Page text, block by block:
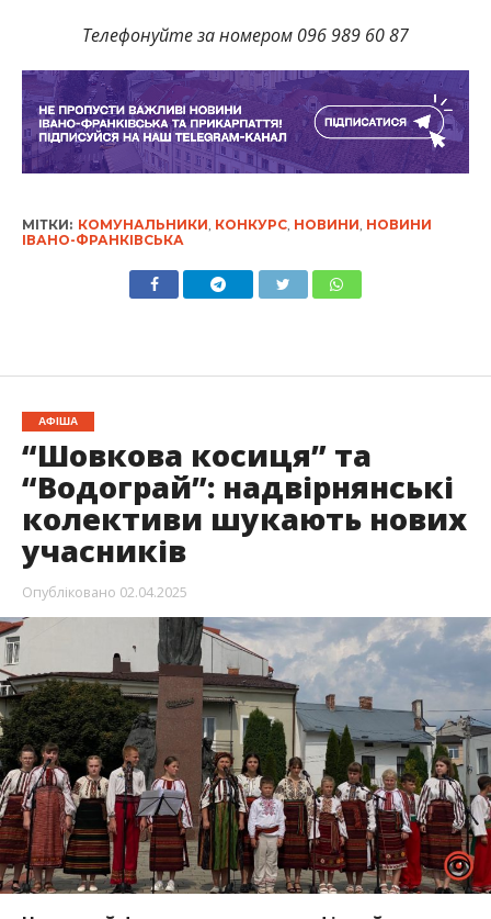
Телефонуйте за номером 096 989 60 87
МІТКИ: КОМУНАЛЬНИКИ КОНКУРС, НОВИНИ НОВИНИ
ІВАНО-ФРАНКІВСЬКА
АФІША
“Шовкова косиця” та
“Водограй”: надвірнянські
колективи шукають нових
учасників
Опубліковано 02.04.2025